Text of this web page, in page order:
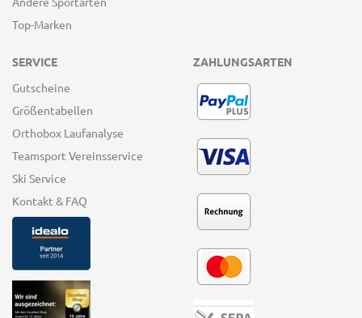
Top-Marken
SERVICE
Gutscheine
Größentabellen
Orthobox Laufanalyse
Teamsport Vereinsservice
Ski Service
Kontakt & FAQ
ZAHLUNGSARTEN